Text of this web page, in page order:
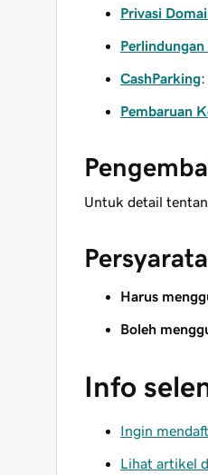
Privasi
CashParking:
Pembaruan
Untuk detail
Harus
Boleh
Info
Ingin
Lihat artikel